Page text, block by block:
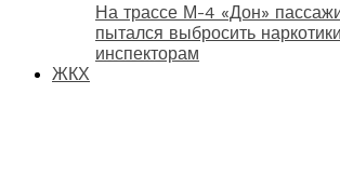
На трассе М-4 «Дон»
пытался выбросить
инспекторам
ЖКХ